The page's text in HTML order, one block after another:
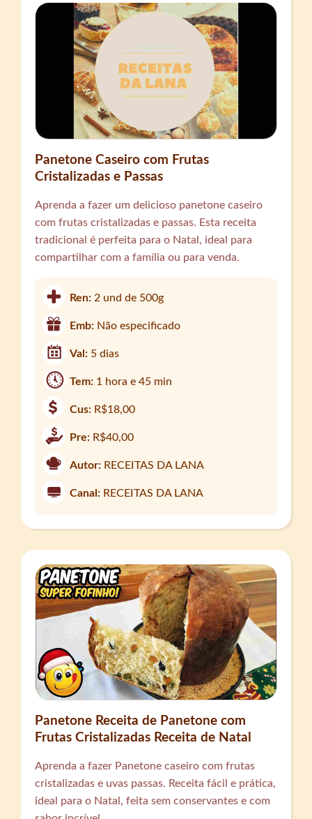
Panetone Caseiro com Frutas
Cristalizadas e Passas
Aprenda a fazer um delicioso panetone caseiro
com frutas cristalizadas e passas. Esta receita
tradicional é perfeita para o Natal, ideal para
compartilhar com a família ou para venda.
Ren: 2 und de 500g
Emb: Não especificado
Val: 5 dias
Tem: 1 hora e 45 min
Cus: R$18,00
Pre: R$40,00
Autor: RECEITAS DA LANA
Canal: RECEITAS DA LANA
Panetone Receita de Panetone com
Frutas Cristalizadas Receita de Natal
Aprenda a fazer Panetone caseiro com frutas
cristalizadas e uvas passas. Receita fácil e prática,
ideal para o Natal, feita sem conservantes e com